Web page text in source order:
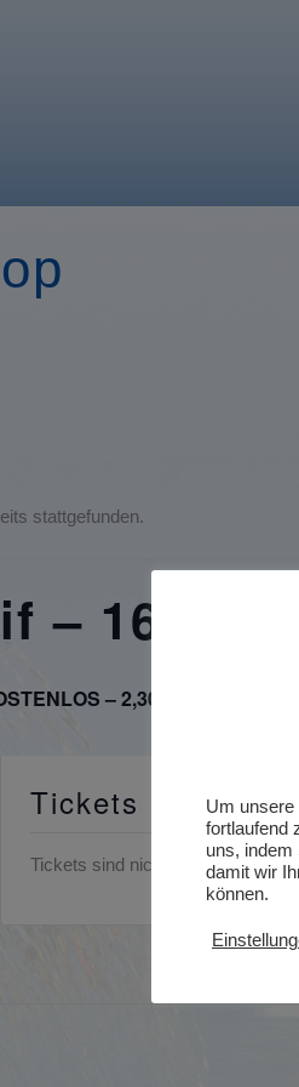
stattgefunden.
– 16.07
– 2,30€
Tickets
Tickets sind nicht länger verfügbar
Um unsere
fortlaufend
uns, indem
damit wir
können.